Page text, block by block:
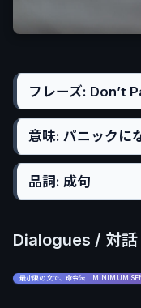
フレーズ: Don’t
意味: パニックに
品詞: 成句
Dialogues / 対話
最小限の文で、命令法 MINIMUM